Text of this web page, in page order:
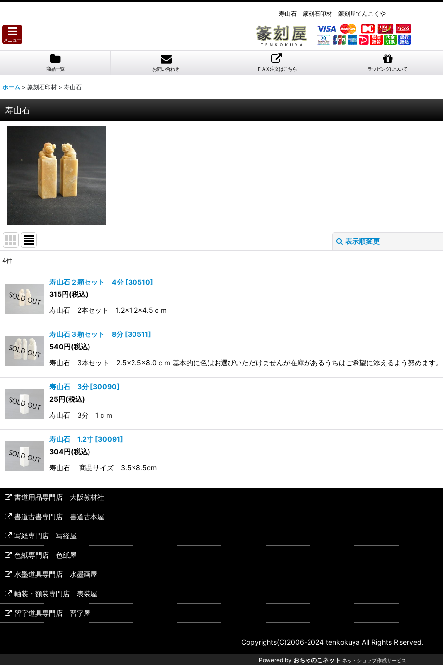
寿山石 篆刻石印材 篆刻屋てんこくや
メニュー
商品一覧 お問い合わせ ＦＡＸ注文はこちら ラッピングについて
ホーム > 篆刻石印材 > 寿山石
寿山石
表示順変更
並び順:
絞り込む
4件
寿山石２顆セット 4分 [30510]
315円(税込)
寿山石 2本セット 1.2×1.2×4.5ｃｍ
寿山石３顆セット 8分 [30511]
540円(税込)
寿山石 3本セット 2.5×2.5×8.0ｃｍ 基本的に色はお選びいただけませんが在庫があるうちはご希望に添えるよう努めます。
寿山石 3分 [30090]
25円(税込)
寿山石 3分 1ｃｍ
寿山石 1.2寸 [30091]
304円(税込)
寿山石 商品サイズ 3.5×8.5cm
書道用品専門店 大阪教材社
書道古書専門店 書道古本屋
写経専門店 写経屋
色紙専門店 色紙屋
水墨道具専門店 水墨画屋
軸装・額装専門店 表装屋
習字道具専門店 習字屋
Copyrights(C)2006-2024 tenkokuya All Rights Riserved.
Powered by おちゃのこネット ネットショップ作成サービス